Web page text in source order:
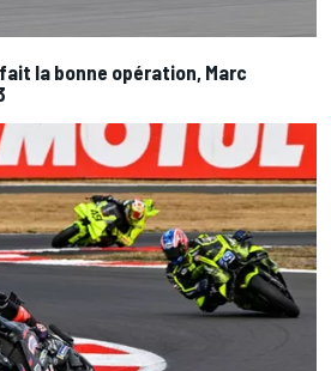
la bonne opération, Marc